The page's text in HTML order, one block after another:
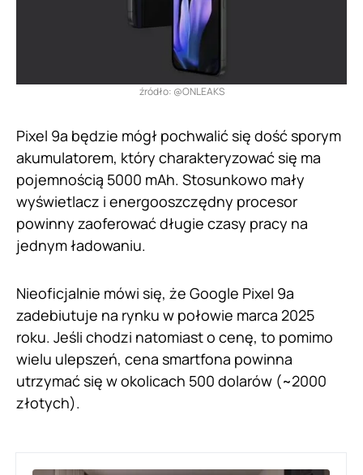
źródło: @ONLEAKS
Pixel 9a będzie mógł pochwalić się dość sporym
akumulatorem, który charakteryzować się ma
pojemnością 5000 mAh. Stosunkowo mały
wyświetlacz i energooszczędny procesor
powinny zaoferować długie czasy pracy na
jednym ładowaniu.
Nieoficjalnie mówi się, że Google Pixel 9a
zadebiutuje na rynku w połowie marca 2025
roku. Jeśli chodzi natomiast o cenę, to pomimo
wielu ulepszeń, cena smartfona powinna
utrzymać się w okolicach 500 dolarów (~2000
złotych).